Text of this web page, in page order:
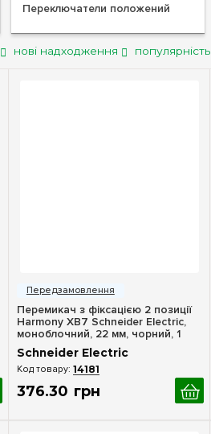
Переключатели положений
нові надходження популярність
Перемикач з фіксацією 2 позиції
Harmony XB7 Schneider Electric,
моноблочний, 22 мм, чорний, 1
Н.О, код XB7ND21
Schneider Electric
14181
376.30 грн